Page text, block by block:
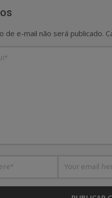
de e-mail não será publicado.